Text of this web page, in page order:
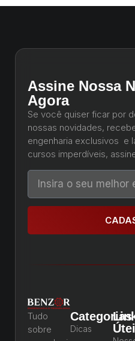
Assine Nossa
Agora
Se você quiser ficar por
nossas novidades,
engenharia exclusivos e
cursos imperdíveis,
Tudo
sobre
Categorias
Dicas